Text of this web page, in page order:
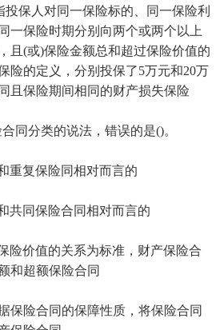
人对同一保险标的、同一保险利
一保险时期分别向两个或两个以上
且(或)保险金额总和超过保险价值的
险的定义，分别投保了5万元和20万
且保险期间相同的财产损失保险
分类的说法，错误的是()。
复保险同相对而言的
同保险合同相对而言的
价值的关系为标准，财产保险合
和超额保险合同
险合同的保障性质，将保险合同